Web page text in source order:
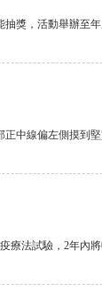
抽獎，活動舉辦至
中線偏左側摸到堅
療法試驗，2年內